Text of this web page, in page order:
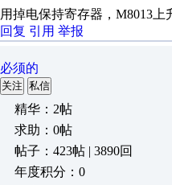
用掉电保持寄存器，M8013
回复 引用 举报
必须的
关注 私信
精华：2帖
求助：0帖
帖子：423帖 | 3890回
年度积分：0